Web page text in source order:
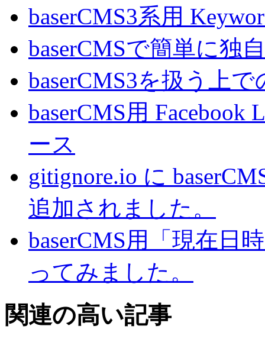
baserCMS3系用
baserCMSで簡単に独
baserCMS3を扱う上
baserCMS用
ース
gitignore.io に
追加されました。
baserCMS用「現在日
ってみました。
関連の高い記事